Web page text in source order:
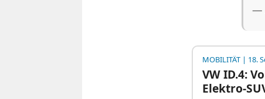
—
MOBILITÄT| 18.
VW ID.4:
Elektro-